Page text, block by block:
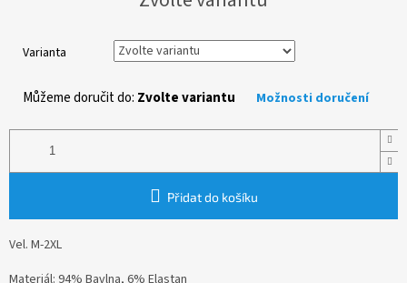
Varianta
Můžeme doručit do: Zvolte variantu Možnosti doručení
Přidat do košíku
Vel. M-2XL
Materiál: 94% Bavlna, 6% Elastan